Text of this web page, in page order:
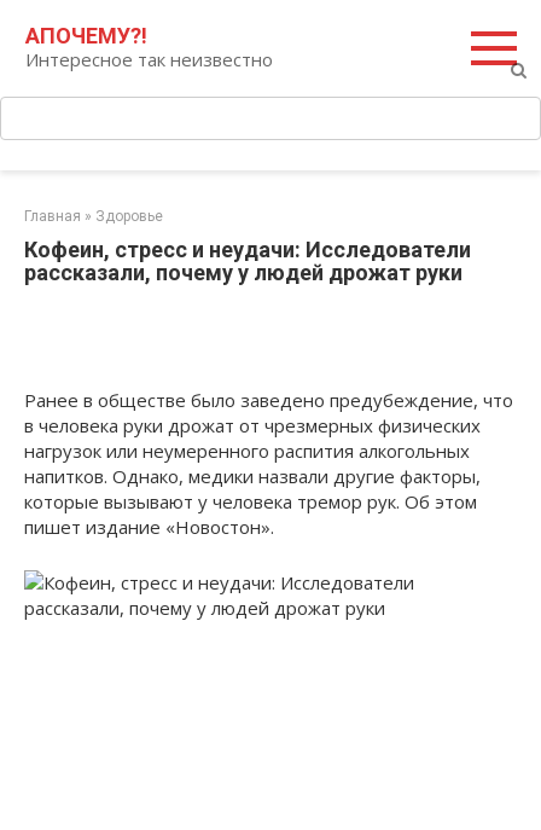
контенту
АПОЧЕМУ?!
Интересное так неизвестно
Главная » Здоровье
Кофеин, стресс и неудачи: Исследователи
рассказали, почему у людей дрожат руки
Ранее в обществе было заведено предубеждение, что
в человека руки дрожат от чрезмерных физических
нагрузок или неумеренного распития алкогольных
напитков. Однако, медики назвали другие факторы,
которые вызывают у человека тремор рук. Об этом
пишет издание «Новостон».